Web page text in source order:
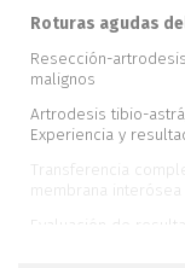
Roturas agudas
Resección-
malignos
Artrodesis tibio-
Experiencia y
Transferencia
membrana
Evaluación de